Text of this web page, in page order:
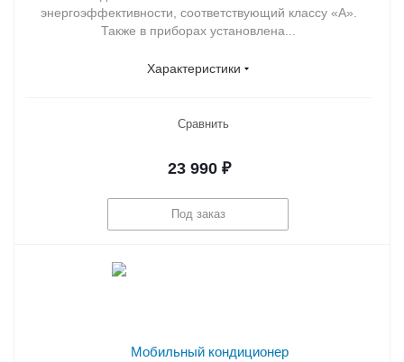
энергоэффективности, соответствующий классу «А».
Также в приборах установлена...
Характеристики
Сравнить
23 990₽
Под заказ